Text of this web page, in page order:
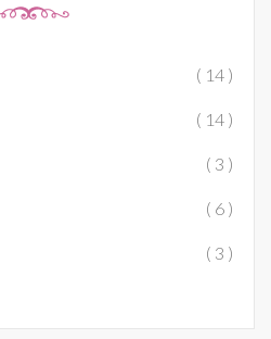
( 14 )
( 14 )
( 3 )
( 6 )
( 3 )